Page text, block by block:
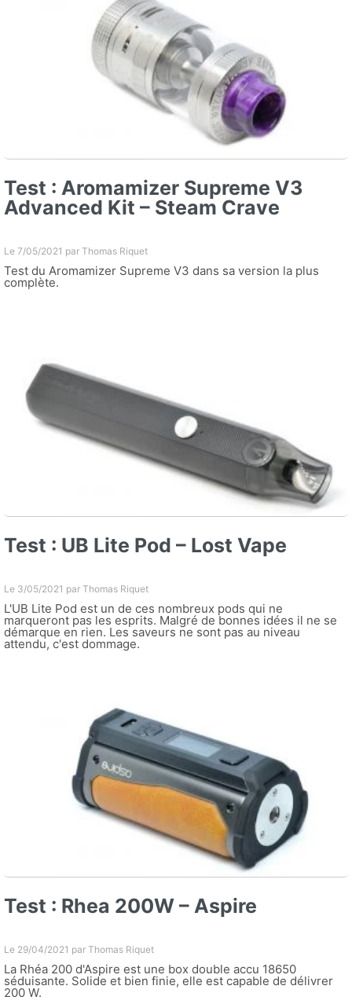
Test : Aromamizer Supreme V3
Advanced Kit – Steam Crave
Le 7/05/2021 par Thomas Riquet
Test du Aromamizer Supreme V3 dans sa version la plus
complète.
Test : UB Lite Pod – Lost Vape
Le 3/05/2021 par Thomas Riquet
L'UB Lite Pod est un de ces nombreux pods qui ne
marqueront pas les esprits. Malgré de bonnes idées il ne se
démarque en rien. Les saveurs ne sont pas au niveau
attendu, c'est dommage.
Test : Rhea 200W – Aspire
Le 29/04/2021 par Thomas Riquet
La Rhéa 200 d'Aspire est une box double accu 18650
séduisante. Solide et bien finie, elle est capable de délivrer
200 W.